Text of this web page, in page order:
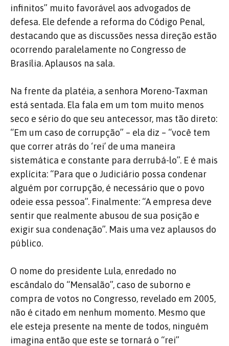
infinitos” muito favorável aos advogados de
defesa. Ele defende a reforma do Código Penal,
destacando que as discussões nessa direção estão
ocorrendo paralelamente no Congresso de
Brasília. Aplausos na sala.
Na frente da platéia, a senhora Moreno-Taxman
está sentada. Ela fala em um tom muito menos
seco e sério do que seu antecessor, mas tão direto:
“Em um caso de corrupção” – ela diz – “você tem
que correr atrás do ‘rei’ de uma maneira
sistemática e constante para derrubá-lo”. E é mais
explícita: “Para que o Judiciário possa condenar
alguém por corrupção, é necessário que o povo
odeie essa pessoa”. Finalmente: “A empresa deve
sentir que realmente abusou de sua posição e
exigir sua condenação”. Mais uma vez aplausos do
público.
O nome do presidente Lula, enredado no
escândalo do “Mensalão”, caso de suborno e
compra de votos no Congresso, revelado em 2005,
não é citado em nenhum momento. Mesmo que
ele esteja presente na mente de todos, ninguém
imagina então que este se tornará o “rei”